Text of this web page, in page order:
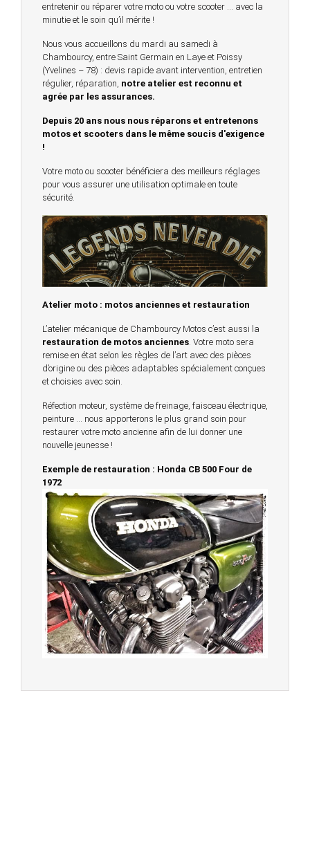
entretenir ou réparer votre moto ou votre scooter … avec la
minutie et le soin qu’il mérite !
Nous vous accueillons du mardi au samedi à
Chambourcy, entre Saint Germain en Laye et Poissy
(Yvelines – 78) : devis rapide avant intervention, entretien
régulier, réparation, notre atelier est reconnu et
agrée par les assurances.
Depuis 20 ans nous nous réparons et entretenons
motos et scooters dans le même soucis d'exigence
!
Votre moto ou scooter bénéficiera des meilleurs réglages
pour vous assurer une utilisation optimale en toute
sécurité.
Atelier moto : motos anciennes et restauration
L’atelier mécanique de Chambourcy Motos c’est aussi la
restauration de motos anciennes. Votre moto sera
remise en état selon les règles de l’art avec des pièces
d’origine ou des pièces adaptables spécialement conçues
et choisies avec soin.
Réfection moteur, système de freinage, faisceau électrique,
peinture … nous apporterons le plus grand soin pour
restaurer votre moto ancienne afin de lui donner une
nouvelle jeunesse !
Exemple de restauration : Honda CB 500 Four de
1972
© 2023 -Chambourcy Motos 78 - 7bis chemin de la
Forêt - 78240 - Chambourcy -
Garage Motos et Scooters depuis 20 ans à votre
service entre Saint Germain en Laye et Poissy
Achat de motos et scooters - Dépôt vente - Réparation
- Concessionnaire Voge - Concessionnaire
Multimarques
agence conseil en communication digitale